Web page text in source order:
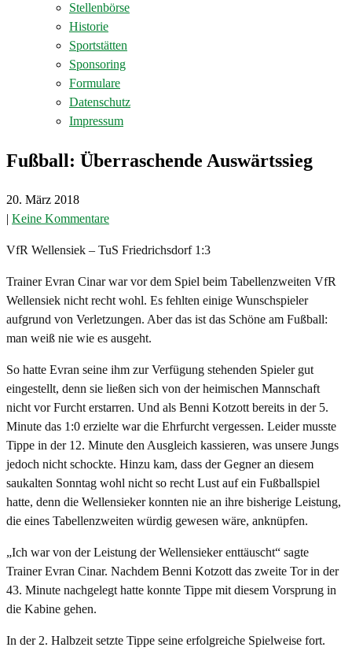
Stellenbörse
Historie
Sportstätten
Sponsoring
Formulare
Datenschutz
Impressum
Fußball: Überraschende Auswärtssieg
20. März 2018
| Keine Kommentare
VfR Wellensiek – TuS Friedrichsdorf 1:3
Trainer Evran Cinar war vor dem Spiel beim Tabellenzweiten VfR
Wellensiek nicht recht wohl. Es fehlten einige Wunschspieler
aufgrund von Verletzungen. Aber das ist das Schöne am Fußball:
man weiß nie wie es ausgeht.
So hatte Evran seine ihm zur Verfügung stehenden Spieler gut
eingestellt, denn sie ließen sich von der heimischen Mannschaft
nicht vor Furcht erstarren. Und als Benni Kotzott bereits in der 5.
Minute das 1:0 erzielte war die Ehrfurcht vergessen. Leider musste
Tippe in der 12. Minute den Ausgleich kassieren, was unsere Jungs
jedoch nicht schockte. Hinzu kam, dass der Gegner an diesem
saukalten Sonntag wohl nicht so recht Lust auf ein Fußballspiel
hatte, denn die Wellensieker konnten nie an ihre bisherige Leistung,
die eines Tabellenzweiten würdig gewesen wäre, anknüpfen.
„Ich war von der Leistung der Wellensieker enttäuscht“ sagte
Trainer Evran Cinar. Nachdem Benni Kotzott das zweite Tor in der
43. Minute nachgelegt hatte konnte Tippe mit diesem Vorsprung in
die Kabine gehen.
In der 2. Halbzeit setzte Tippe seine erfolgreiche Spielweise fort.